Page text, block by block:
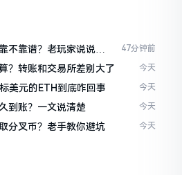
不靠谱？老玩家说说心
47分钟前
？转账和交易所差别大了 今天
美元的ETH到底咋回事 今天
到账？一文说清楚 今天
分叉币？老手教你避坑 今天